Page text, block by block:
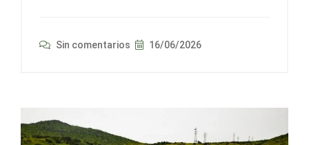
Sin comentarios 16/06/2026